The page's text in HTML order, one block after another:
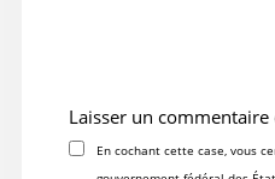
Laisser un commentaire
En cochant cette case, vous